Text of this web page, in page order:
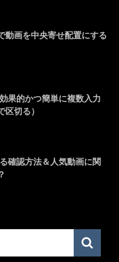
動画を中央寄せ配置にする
果的かつ簡単に複数入力
切る）
確認方法＆人気動画に関